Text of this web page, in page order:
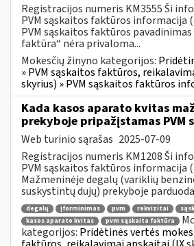
Registracijos numeris KM3555 Ši
PVM sąskaitos faktūros informacija
PVM sąskaitos faktūros pavadinimas
faktūra“ nėra privaloma...
Mokesčių žinyno kategorijos:
» PVM sąskaitos faktūros,
skyrius) » PVM sąskaitos faktūros
Kada kasos aparato kvitas
prekyboje pripažįstamas PVM
Web turinio sąrašas 2025-07-09
Registracijos numeris KM1208 Ši
PVM sąskaitos faktūros informacija
Mažmeninėje degalų (variklių
suskystintų dujų) prekyboje
degalų įforminimas pvm rekvizitai
kasos aparato kvitas
pvm sąskaita faktūra
kategorijos: Pridėtinės vertės